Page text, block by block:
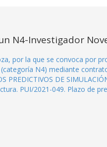
N4-Investigador
por la que se convoca por
N4) mediante
DE
PUI/2021-049. Plazo de